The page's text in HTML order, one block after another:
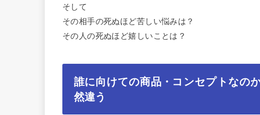
そして
その相手の死ぬほど苦しい悩みは？
その人の死ぬほど嬉しいことは？
誰に向けての商品・コンセプトなの
然違う